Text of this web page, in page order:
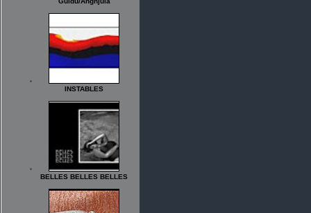
INSTABLES
BELLES BELLES BELLES